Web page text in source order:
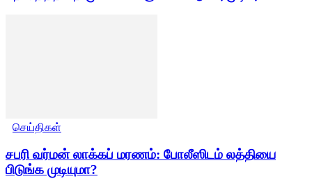
செய்திகள்
சபரி வர்மன் லாக்கப் மரணம்: போலீஸிடம் லத்தியை
பிடுங்க முடியுமா?